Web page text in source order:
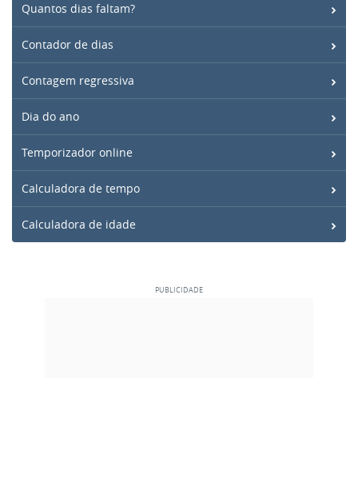
Quantos dias faltam?
Contador de dias
Contagem regressiva
Dia do ano
Temporizador online
Calculadora de tempo
Calculadora de idade